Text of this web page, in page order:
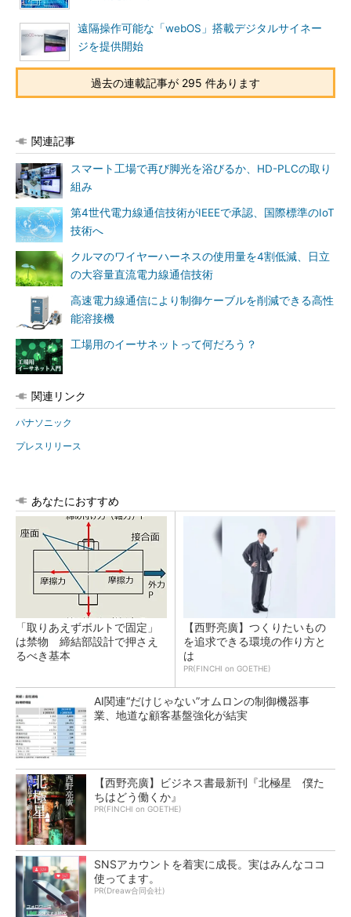
遠隔操作可能な「webOS」搭載デジタルサイネー
ジを提供開始
過去の連載記事が 295 件あります
関連記事
スマート工場で再び脚光を浴びるか、HD-PLCの取り
組み
第4世代電力線通信技術がIEEEで承認、国際標準のIoT
技術へ
クルマのワイヤーハーネスの使用量を4割低減、日立
の大容量直流電力線通信技術
高速電力線通信により制御ケーブルを削減できる高性
能溶接機
工場用のイーサネットって何だろう？
関連リンク
パナソニック
プレスリリース
あなたにおすすめ
「取りあえずボルトで固定」
は禁物 締結部設計で押さえ
るべき基本
【西野亮廣】つくりたいもの
を追求できる環境の作り方と
は
PR(FINCHI on GOETHE)
AI関連“だけじゃない”オムロンの制御機器事
業、地道な顧客基盤強化が結実
【西野亮廣】ビジネス書最新刊『北極星 僕た
ちはどう働くか』
PR(FINCHI on GOETHE)
SNSアカウントを着実に成長。実はみんなココ
使ってます。
PR(Dreaw合同会社)